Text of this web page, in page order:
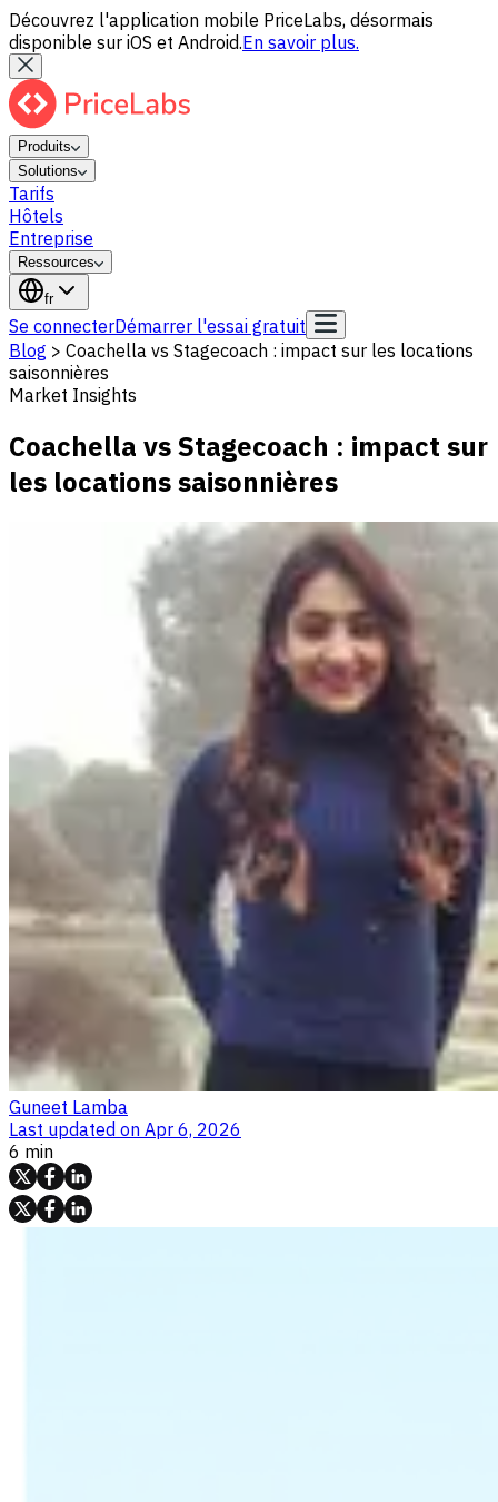
Découvrez l'application mobile PriceLabs, désormais
disponible sur iOS et Android.En savoir plus.
Produits
Solutions
Tarifs
Hôtels
Entreprise
Ressources
fr
Se connecterDémarrer l'essai gratuit
Blog > Coachella vs Stagecoach : impact sur les locations
saisonnières
Market Insights
Coachella vs Stagecoach : impact sur
les locations saisonnières
Guneet Lamba
Last updated on Apr 6, 2026
6 min